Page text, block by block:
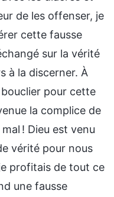
de les offenser, je
cette fausse
sur la vérité
à la discerner. À
bouclier pour cette
la complice de
! Dieu est venu
vérité pour nous
profitais de tout ce
une fausse